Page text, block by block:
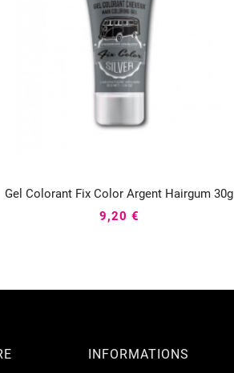
Gel Colorant Fix Color Argent Hairgum 30g
9,20 €
INFORMATIONS